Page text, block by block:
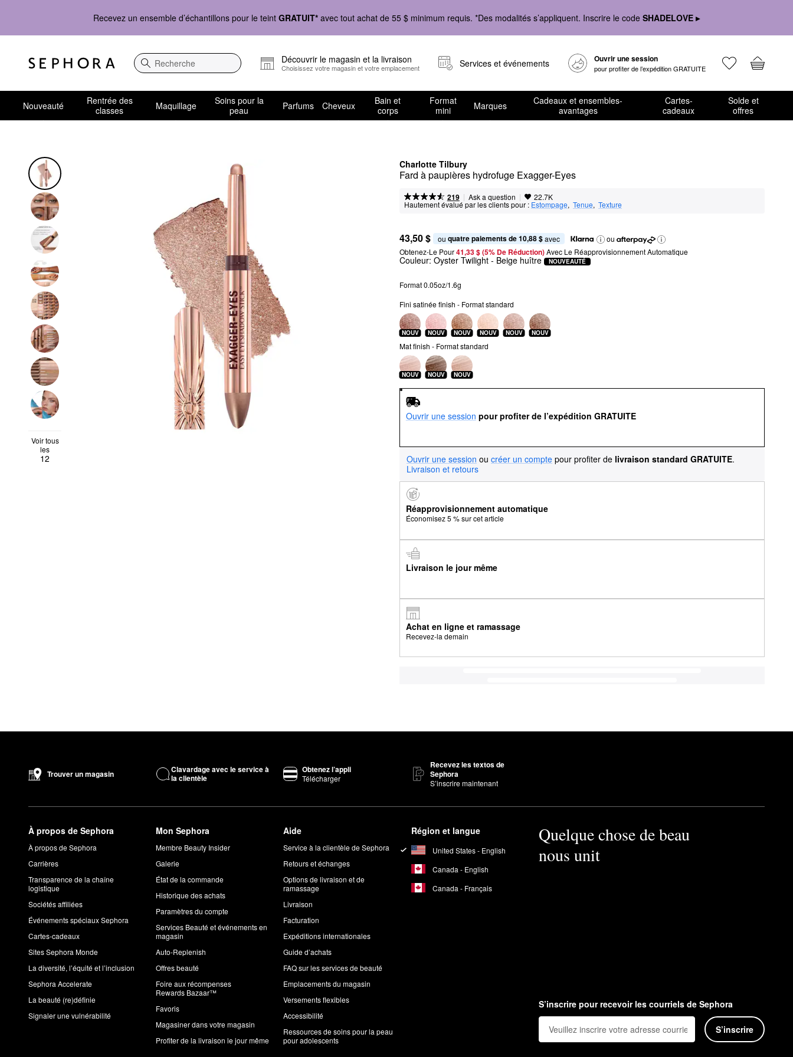
Recevez un ensemble d’échantillons pour le teint GRATUIT* avec tout achat de 55 $ minimum requis. *Des modalités s’appliquent. Inscrire le code SHADELOVE ▸
Recherche
Découvrir le magasin et la livraison
Choisissez votre magasin et votre emplacement Services et événements Ouvrir une session
pour profiter de l’expédition GRATUITE
Nouveauté
Rentrée des
classes
Maquillage
Soins pour la
peau
Parfums Cheveux
Bain et
corps
Format
mini
Marques
Cadeaux et ensembles-
avantages
Cartes-
cadeaux
Solde et
offres
Charlotte Tilbury
Fard à paupières hydrofuge Exagger-Eyes
219 | Ask a question | 22.7K
Hautement évalué par les clients pour : Estompage, Tenue, Texture
Voir tous
les
12
43,50 $ ou quatre paiements de 10,88 $ avec
ou
Obtenez-Le Pour41,33 $ (5% De Réduction) Avec Le Réapprovisionnement Automatique
Couleur: Oyster Twilight - Beige huître NOUVEAUTÉ
Format 0.05oz/1.6g
Fini satinée finish - Format standard
NOUV NOUV NOUV NOUV NOUV NOUV
Mat finish - Format standard
NOUV NOUV NOUV
Ouvrir une session pour profiter de l’expédition GRATUITE
Ouvrir une session ou créer un compte pour profiter de livraison standard GRATUITE.
Livraison et retours
Réapprovisionnement automatique
Économisez 5 % sur cet article
Livraison le jour même
Achat en ligne et ramassage
Recevez-la demain
Trouver un magasin
Clavardage avec le service à
la clientèle
Obtenez l’appli
Télécharger
Recevez les textos de
Sephora
S’inscrire maintenant
À propos de Sephora
À propos de Sephora
Carrières
Transparence de la chaîne
logistique
Sociétés affiliées
Événements spéciaux Sephora
Cartes-cadeaux
Sites Sephora Monde
La diversité, l’équité et l’inclusion
Sephora Accelerate
La beauté (re)définie
Signaler une vulnérabilité
Mon Sephora
Membre Beauty Insider
Galerie
État de la commande
Historique des achats
Paramètres du compte
Services Beauté et événements en
magasin
Auto-Replenish
Offres beauté
Foire aux récompenses
Rewards Bazaar™
Favoris
Magasiner dans votre magasin
Profiter de la livraison le jour même
Aide
Service à la clientèle de Sephora
Retours et échanges
Options de livraison et de
ramassage
Livraison
Facturation
Expéditions internationales
Guide d’achats
FAQ sur les services de beauté
Emplacements du magasin
Versements flexibles
Accessibilité
Ressources de soins pour la peau
pour adolescents
Région et langue
United States - English
Canada - English
Canada - Français
Quelque chose de beau
nous unit
S’inscrire pour recevoir les courriels de Sephora
S’inscrire